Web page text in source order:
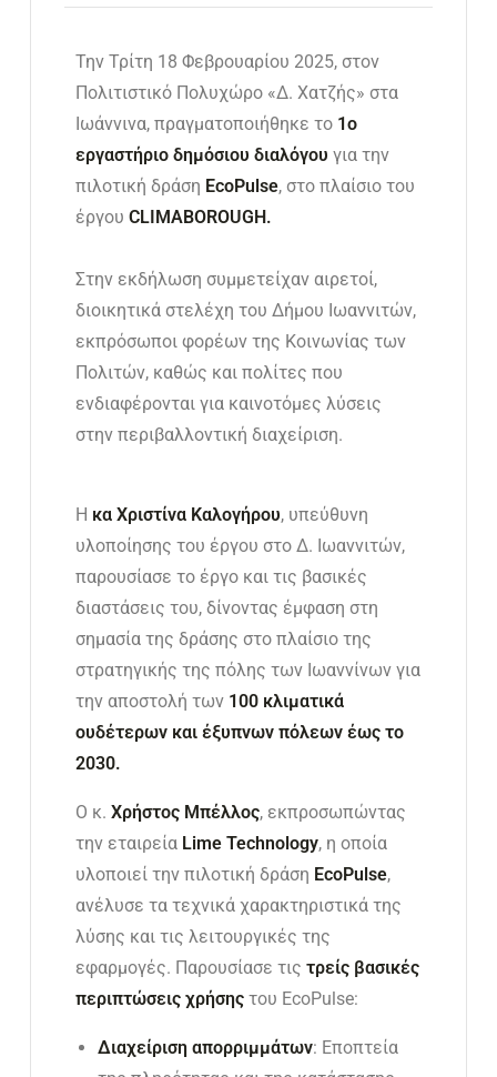
Την Τρίτη 18 Φεβρουαρίου 2025, στον
Πολιτιστικό Πολυχώρο «Δ. Χατζής» στα
Ιωάννινα, πραγματοποιήθηκε το 1ο
εργαστήριο δημόσιου διαλόγου για την
πιλοτική δράση EcoPulse, στο πλαίσιο του
έργου CLIMABOROUGH.
Στην εκδήλωση συμμετείχαν αιρετοί,
διοικητικά στελέχη του Δήμου Ιωαννιτών,
εκπρόσωποι φορέων της Κοινωνίας των
Πολιτών, καθώς και πολίτες που
ενδιαφέρονται για καινοτόμες λύσεις
στην περιβαλλοντική διαχείριση.
Η κα Χριστίνα Καλογήρου, υπεύθυνη
υλοποίησης του έργου στο Δ. Ιωαννιτών,
παρουσίασε το έργο και τις βασικές
διαστάσεις του, δίνοντας έμφαση στη
σημασία της δράσης στο πλαίσιο της
στρατηγικής της πόλης των Ιωαννίνων για
την αποστολή των 100 κλιματικά
ουδέτερων και έξυπνων πόλεων έως το
2030.
Ο κ. Χρήστος Μπέλλος, εκπροσωπώντας
την εταιρεία Lime Technology, η οποία
υλοποιεί την πιλοτική δράση EcoPulse,
ανέλυσε τα τεχνικά χαρακτηριστικά της
λύσης και τις λειτουργικές της
εφαρμογές. Παρουσίασε τις τρείς βασικές
περιπτώσεις χρήσης του EcoPulse:
Διαχείριση απορριμμάτων: Εποπτεία